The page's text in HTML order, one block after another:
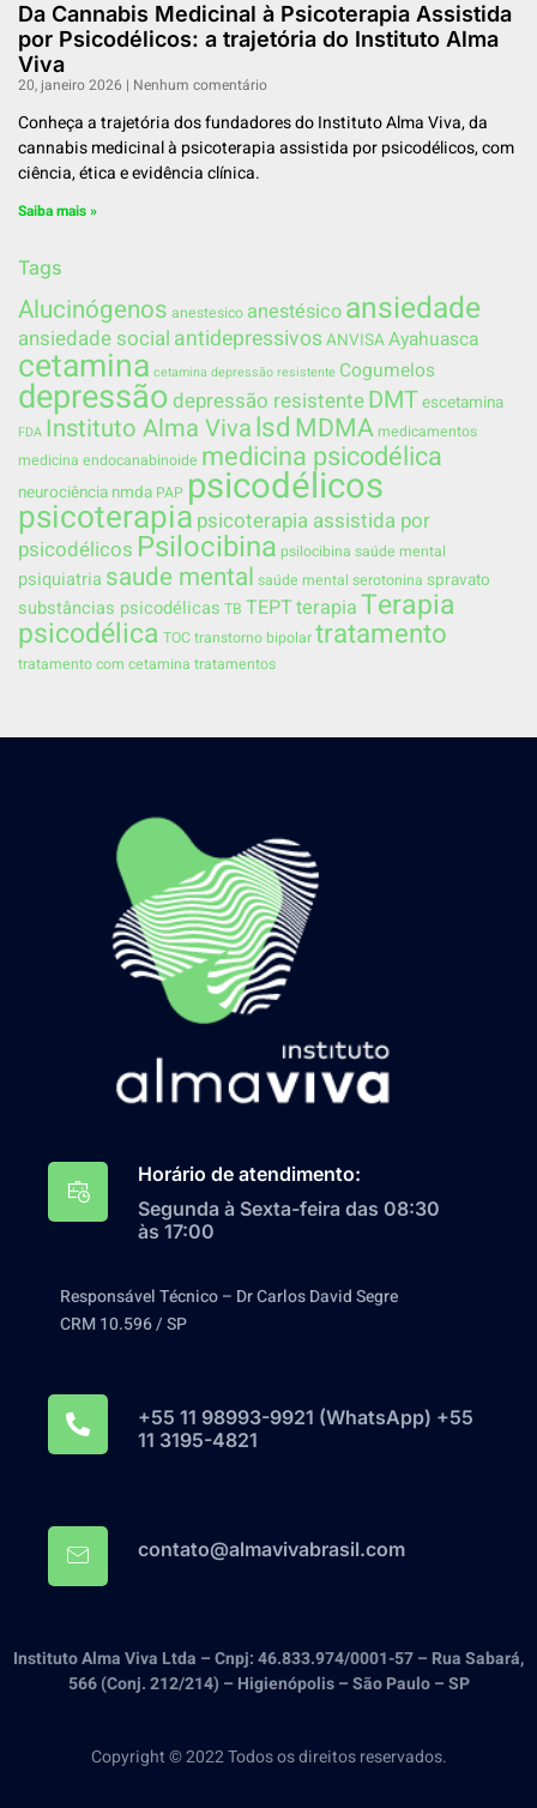
Da Cannabis Medicinal à Psicoterapia Assistida
por Psicodélicos: a trajetória do Instituto Alma
Viva
20, janeiro 2026 Nenhum comentário
Conheça a trajetória dos fundadores do Instituto Alma Viva, da
cannabis medicinal à psicoterapia assistida por psicodélicos, com
ciência, ética e evidência clínica.
Saiba mais »
Tags
Alucinógenos anestesico anestésicoansiedade
ansiedade social antidepressivos ANVISAAyahuasca
cetamina cetamina depressão resistente Cogumelos
depressãodepressão resistenteDMTescetamina
FDA Instituto Alma VivalsdMDMA medicamentos
medicina endocanabinoide medicina psicodélica
neurociência nmda PAP psicodélicos
psicoterapiapsicoterapia assistida por
psicodélicos Psilocibina psilocibina saúde mental
psiquiatria saude mental saúde mental serotonina spravato
substâncias psicodélicas TB TEPTterapiaTerapia
psicodélica TOCtranstorno bipolartratamento
tratamento com cetamina tratamentos
Horário de atendimento:
Segunda à Sexta-feira das 08:30
às 17:00
Responsável Técnico – Dr Carlos David Segre
CRM 10.596 / SP
+55 11 98993-9921‬ (WhatsApp) +55
11 3195-4821
contato@almavivabrasil.com
Instituto Alma Viva Ltda – Cnpj: 46.833.974/0001-57 – Rua Sabará,
566 (Conj. 212/214) – Higienópolis – São Paulo – SP
Copyright © 2022 Todos os direitos reservados.